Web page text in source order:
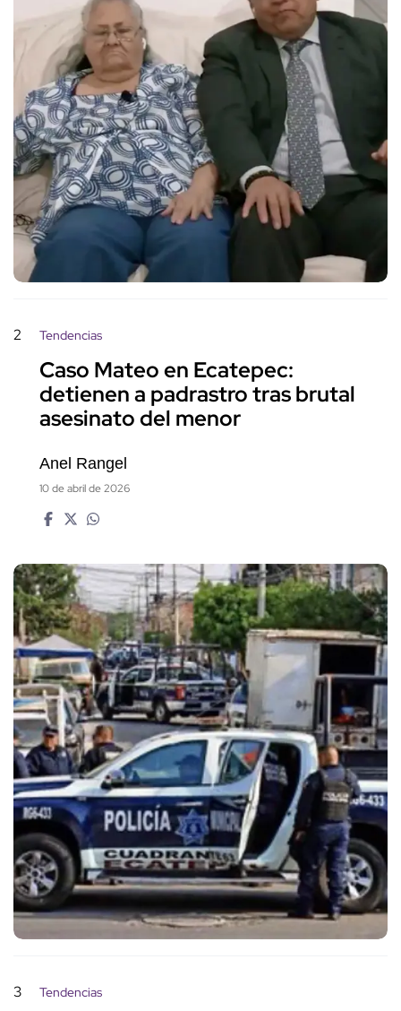
2 Tendencias
Caso Mateo en Ecatepec:
detienen a padrastro tras brutal
asesinato del menor
Anel Rangel
10 de abril de 2026
3 Tendencias